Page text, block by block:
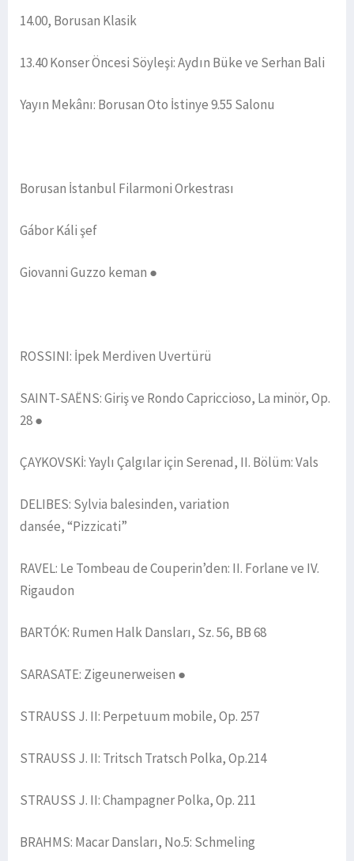
14.00, Borusan Klasik
13.40 Konser Öncesi Söyleşi: Aydın Büke ve Serhan Bali
Yayın Mekânı: Borusan Oto İstinye 9.55 Salonu
Borusan İstanbul Filarmoni Orkestrası
Gábor Káli şef
Giovanni Guzzo keman ●
ROSSINI: İpek Merdiven Uvertürü
SAINT-SAËNS: Giriş ve Rondo Capriccioso, La minör, Op.
28 ●
ÇAYKOVSKİ: Yaylı Çalgılar için Serenad, II. Bölüm: Vals
DELIBES: Sylvia balesinden, variation
dansée, “Pizzicati”
RAVEL: Le Tombeau de Couperin’den: II. Forlane ve IV.
Rigaudon
BARTÓK: Rumen Halk Dansları, Sz. 56, BB 68
SARASATE: Zigeunerweisen ●
STRAUSS J. II: Perpetuum mobile, Op. 257
STRAUSS J. II: Tritsch Tratsch Polka, Op.214
STRAUSS J. II: Champagner Polka, Op. 211
BRAHMS: Macar Dansları, No.5: Schmeling